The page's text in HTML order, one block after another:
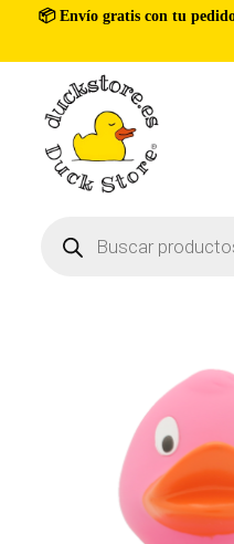
📦 Envío gratis con tu